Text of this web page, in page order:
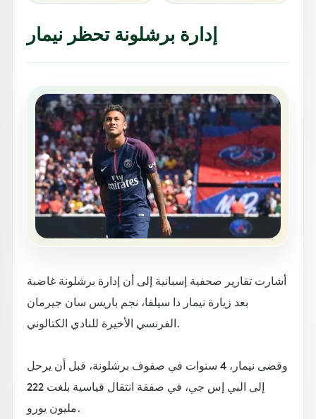
إدارة برشلونة تحظر نيمار
أشارت تقارير صحفية إسبانية إلى أن إدارة برشلونة غاضبة
بعد زيارة نيمار دا سيلفا، نجم باريس سان جيرمان
الفرنسي الأخيرة للنادي الكتالوني.
وقضى نيمار، 4 سنوات في صفوف برشلونة، قبل أن يرحل
إلى البي إس جي، في صفقة انتقال قياسية بلغت 222
مليون يورو.